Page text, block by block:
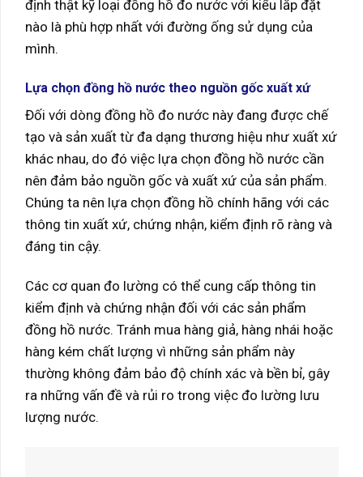
định thật kỹ loại đồng hồ đo nước với kiểu lắp đặt
nào là phù hợp nhất với đường ống sử dụng của
mình.
Lựa chọn đồng hồ nước theo nguồn gốc xuất xứ
Đối với dòng đồng hồ đo nước này đang được chế
tạo và sản xuất từ đa dạng thương hiệu như xuất xứ
khác nhau, do đó việc lựa chọn đồng hồ nước cần
nên đảm bảo nguồn gốc và xuất xứ của sản phẩm.
Chúng ta nên lựa chọn đồng hồ chính hãng với các
thông tin xuất xứ, chứng nhận, kiểm định rõ ràng và
đáng tin cậy.
Các cơ quan đo lường có thể cung cấp thông tin
kiểm định và chứng nhận đối với các sản phẩm
đồng hồ nước. Tránh mua hàng giả, hàng nhái hoặc
hàng kém chất lượng vì những sản phẩm này
thường không đảm bảo độ chính xác và bền bỉ, gây
ra những vấn đề và rủi ro trong việc đo lường lưu
lượng nước.